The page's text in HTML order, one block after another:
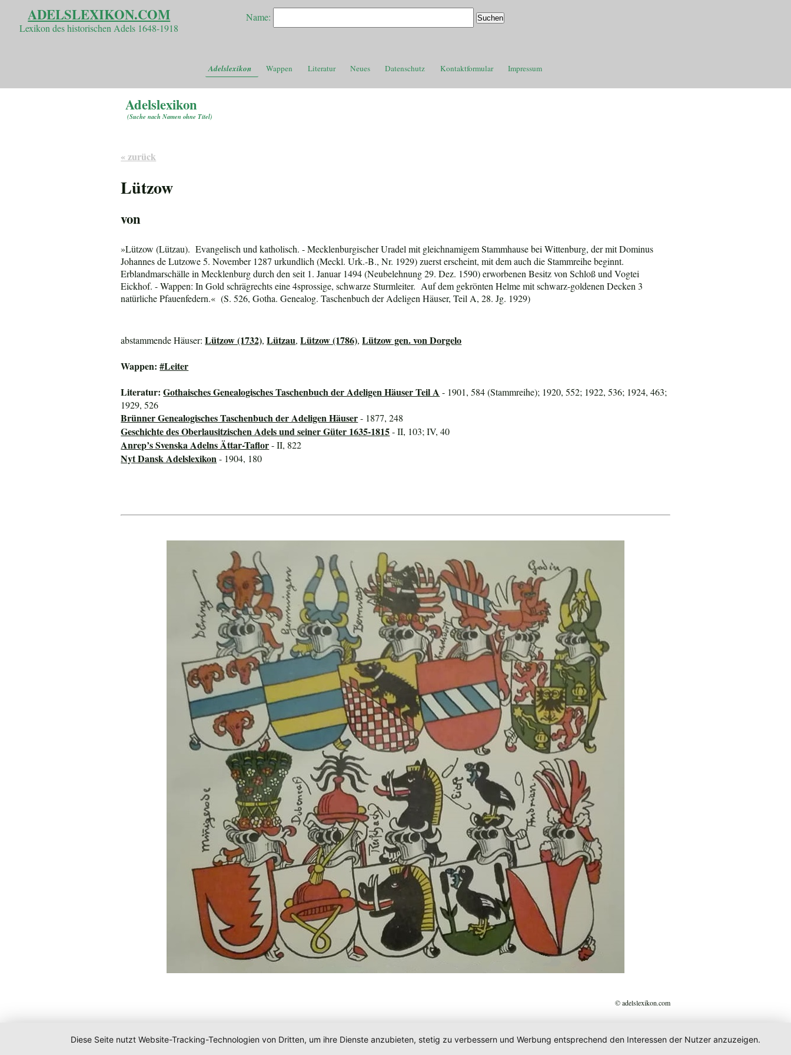
ADELSLEXIKON.COM
Lexikon des historischen Adels 1648-1918
Name:
Adelslexikon Wappen Literatur Neues Datenschutz Kontaktformular Impressum
Adelslexikon
(Suche nach Namen ohne Titel)
« zurück
Lützow
von
»Lützow (Lützau). Evangelisch und katholisch. - Mecklenburgischer Uradel mit gleichnamigem Stammhause bei Wittenburg, der mit Dominus
Johannes de Lutzowe 5. November 1287 urkundlich (Meckl. Urk.-B., Nr. 1929) zuerst erscheint, mit dem auch die Stammreihe beginnt.
Erblandmarschälle in Mecklenburg durch den seit 1. Januar 1494 (Neubelehnung 29. Dez. 1590) erworbenen Besitz von Schloß und Vogtei
Eickhof. - Wappen: In Gold schrägrechts eine 4sprossige, schwarze Sturmleiter. Auf dem gekrönten Helme mit schwarz-goldenen Decken 3
natürliche Pfauenfedern.« (S. 526, Gotha. Genealog. Taschenbuch der Adeligen Häuser, Teil A, 28. Jg. 1929)
abstammende Häuser:Lützow (1732),Lützau,Lützow (1786),Lützow gen. von Dorgelo
Wappen:#Leiter
Literatur:Gothaisches Genealogisches Taschenbuch der Adeligen Häuser Teil A - 1901, 584 (Stammreihe); 1920, 552; 1922, 536; 1924, 463;
1929, 526
Brünner Genealogisches Taschenbuch der Adeligen Häuser- 1877, 248
Geschichte des Oberlausitzischen Adels und seiner Güter 1635-1815- II, 103; IV, 40
Anrep’s Svenska Adelns Ättar-Taflor- II, 822
Nyt Dansk Adelslexikon - 1904, 180
© adelslexikon.com
Diese Seite nutzt Website-Tracking-Technologien von Dritten, um ihre Dienste anzubieten, stetig zu verbessern und Werbung entsprechend den Interessen der Nutzer anzuzeigen.